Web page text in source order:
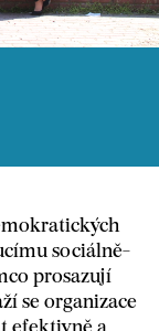
sociálně-
prosazují
se organizace